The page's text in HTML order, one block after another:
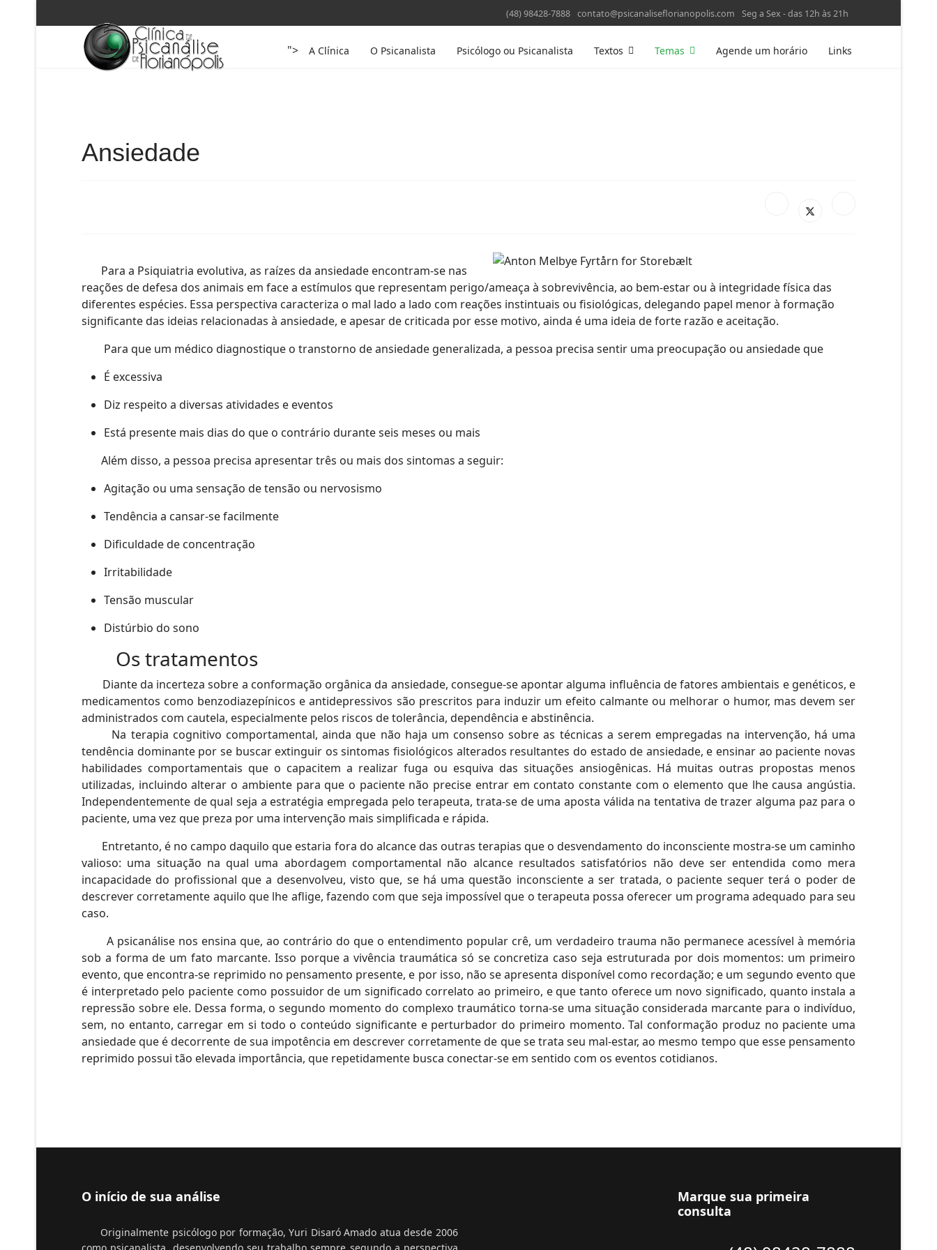
(48) 98428-7888 contato@psicanaliseflorianopolis.com Seg a Sex - das 12h às 21h
"> A Clínica O Psicanalista Psicólogo ou Psicanalista Textos Temas Agende um horário Links
Ansiedade
Para a Psiquiatria evolutiva, as raízes da ansiedade encontram-se nas
reações de defesa dos animais em face a estímulos que representam perigo/ameaça à sobrevivência, ao bem-estar ou à integridade física das
diferentes espécies. Essa perspectiva caracteriza o mal lado a lado com reações instintuais ou fisiológicas, delegando papel menor à formação
significante das ideias relacionadas à ansiedade, e apesar de criticada por esse motivo, ainda é uma ideia de forte razão e aceitação.
Para que um médico diagnostique o transtorno de ansiedade generalizada, a pessoa precisa sentir uma preocupação ou ansiedade que
É excessiva
Diz respeito a diversas atividades e eventos
Está presente mais dias do que o contrário durante seis meses ou mais
Além disso, a pessoa precisa apresentar três ou mais dos sintomas a seguir:
Agitação ou uma sensação de tensão ou nervosismo
Tendência a cansar-se facilmente
Dificuldade de concentração
Irritabilidade
Tensão muscular
Distúrbio do sono
Os tratamentos
Diante da incerteza sobre a conformação orgânica da ansiedade, consegue-se apontar alguma influência de fatores ambientais e genéticos, e
medicamentos como benzodiazepínicos e antidepressivos são prescritos para induzir um efeito calmante ou melhorar o humor, mas devem ser
administrados com cautela, especialmente pelos riscos de tolerância, dependência e abstinência.
Na terapia cognitivo comportamental, ainda que não haja um consenso sobre as técnicas a serem empregadas na intervenção, há uma
tendência dominante por se buscar extinguir os sintomas fisiológicos alterados resultantes do estado de ansiedade, e ensinar ao paciente novas
habilidades comportamentais que o capacitem a realizar fuga ou esquiva das situações ansiogênicas. Há muitas outras propostas menos
utilizadas, incluindo alterar o ambiente para que o paciente não precise entrar em contato constante com o elemento que lhe causa angústia.
Independentemente de qual seja a estratégia empregada pelo terapeuta, trata-se de uma aposta válida na tentativa de trazer alguma paz para o
paciente, uma vez que preza por uma intervenção mais simplificada e rápida.
Entretanto, é no campo daquilo que estaria fora do alcance das outras terapias que o desvendamento do inconsciente mostra-se um caminho
valioso: uma situação na qual uma abordagem comportamental não alcance resultados satisfatórios não deve ser entendida como mera
incapacidade do profissional que a desenvolveu, visto que, se há uma questão inconsciente a ser tratada, o paciente sequer terá o poder de
descrever corretamente aquilo que lhe aflige, fazendo com que seja impossível que o terapeuta possa oferecer um programa adequado para seu
caso.
A psicanálise nos ensina que, ao contrário do que o entendimento popular crê, um verdadeiro trauma não permanece acessível à memória
sob a forma de um fato marcante. Isso porque a vivência traumática só se concretiza caso seja estruturada por dois momentos: um primeiro
evento, que encontra-se reprimido no pensamento presente, e por isso, não se apresenta disponível como recordação; e um segundo evento que
é interpretado pelo paciente como possuidor de um significado correlato ao primeiro, e que tanto oferece um novo significado, quanto instala a
repressão sobre ele. Dessa forma, o segundo momento do complexo traumático torna-se uma situação considerada marcante para o indivíduo,
sem, no entanto, carregar em si todo o conteúdo significante e perturbador do primeiro momento. Tal conformação produz no paciente uma
ansiedade que é decorrente de sua impotência em descrever corretamente de que se trata seu mal-estar, ao mesmo tempo que esse pensamento
reprimido possui tão elevada importância, que repetidamente busca conectar-se em sentido com os eventos cotidianos.
O início de sua análise
Originalmente psicólogo por formação, Yuri Disaró Amado atua desde 2006
Marque sua primeira
consulta